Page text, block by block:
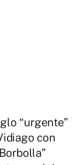
“urgente”
con